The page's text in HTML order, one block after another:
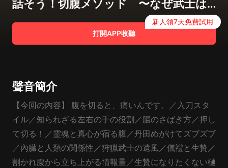
話そう！切腹メソッド 〜なぜ武士は
腹を切るのか？〜【COTEN RADIO】
打開APP收聽
新人領7天免費試用
聲音簡介
【今回の內容】 腹を切ると、痛いんです。／入刀スタ
イル／知られざる左右の手の役割／腸のさばき方／押し
て切る！／霊魂と真心が宿る腹／丹田めがけてズブズブ
／內臓と人類の関係性／狩猟武士の遺風／儀禮と生贄／
割かれ腹から立ち上がる情報量／生贄になりたくない樋